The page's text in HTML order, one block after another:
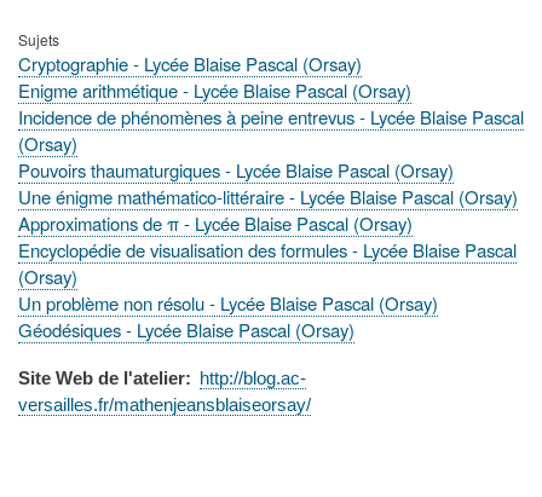
Sujets
Cryptographie - Lycée Blaise Pascal (Orsay)
Enigme arithmétique - Lycée Blaise Pascal (Orsay)
Incidence de phénomènes à peine entrevus - Lycée Blaise Pascal
(Orsay)
Pouvoirs thaumaturgiques - Lycée Blaise Pascal (Orsay)
Une énigme mathématico-littéraire - Lycée Blaise Pascal (Orsay)
Approximations de π - Lycée Blaise Pascal (Orsay)
Encyclopédie de visualisation des formules - Lycée Blaise Pascal
(Orsay)
Un problème non résolu - Lycée Blaise Pascal (Orsay)
Géodésiques - Lycée Blaise Pascal (Orsay)
Site Web de l'atelier
http://blog.ac-
versailles.fr/mathenjeansblaiseorsay/